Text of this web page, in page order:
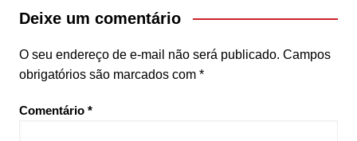
Deixe um comentário
O seu endereço de e-mail não será publicado. Campos
obrigatórios são marcados com *
Comentário *